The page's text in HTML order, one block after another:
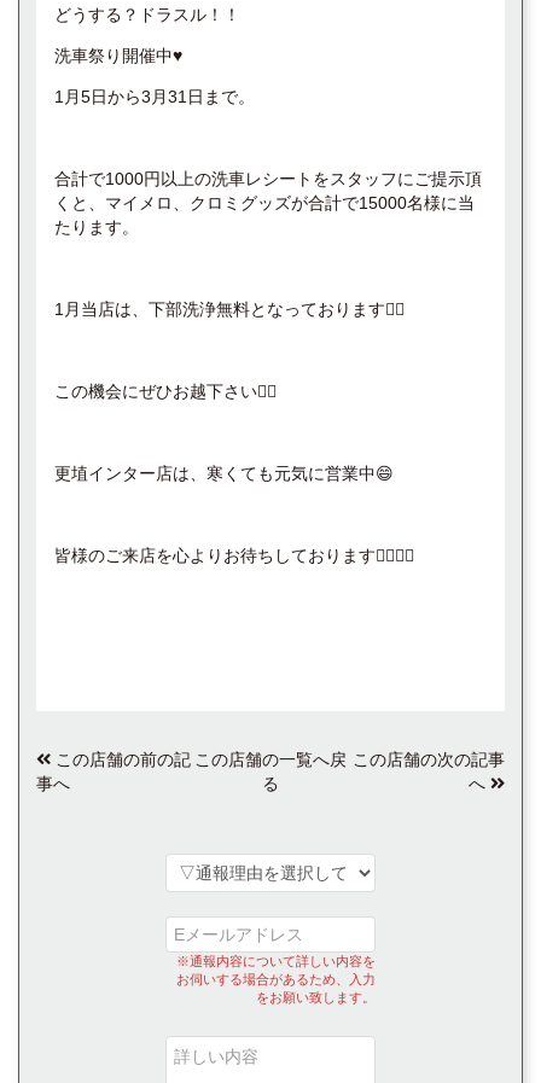
どうする？ドラスル！！
洗車祭り開催中♥️
1月5日から3月31日まで。
合計で1000円以上の洗車レシートをスタッフにご提示頂
くと、マイメロ、クロミグッズが合計で15000名様に当
たります。
1月当店は、下部洗浄無料となっております🙇‍♀️
この機会にぜひお越下さい🙇‍♀️
更埴インター店は、寒くても元気に営業中😄
皆様のご来店を心よりお待ちしております🙇‍♀️🙇‍♂️
この店舗の前の記
事へ
この店舗の一覧へ戻
る
この店舗の次の記事
へ
※通報内容について詳しい内容を
お伺いする場合があるため、入力
をお願い致します。